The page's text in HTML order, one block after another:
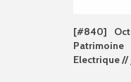
[#840]
Electrique